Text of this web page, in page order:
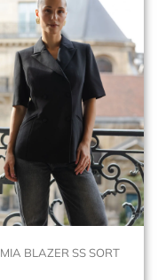
MIA BLAZER SS SORT